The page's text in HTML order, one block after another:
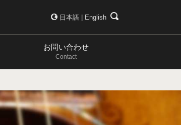
日本語 English
お問い合わせ
Contact